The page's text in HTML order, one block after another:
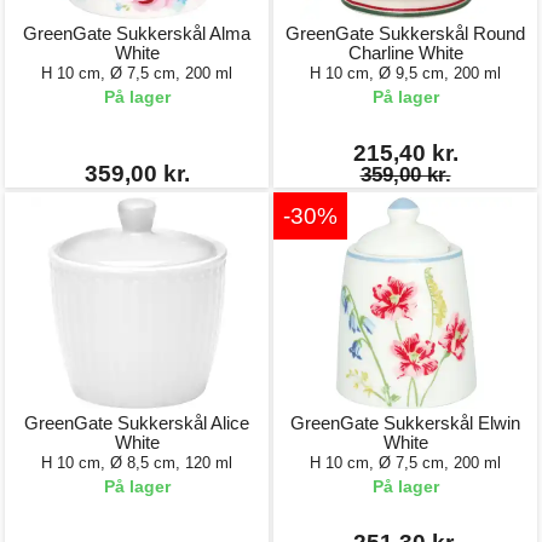
GreenGate Sukkerskål Alma
White
H 10 cm, Ø 7,5 cm, 200 ml
På lager
359,00 kr.
GreenGate Sukkerskål Round
Charline White
H 10 cm, Ø 9,5 cm, 200 ml
På lager
215,40 kr.
359,00 kr.
GreenGate Sukkerskål Alice
White
H 10 cm, Ø 8,5 cm, 120 ml
På lager
-30%
GreenGate Sukkerskål Elwin
White
H 10 cm, Ø 7,5 cm, 200 ml
På lager